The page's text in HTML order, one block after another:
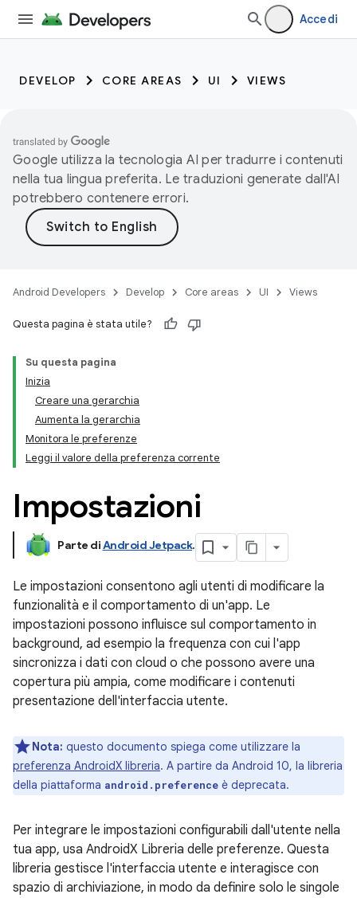
Accedi
DEVELOP CORE AREAS UI VIEWS
Google utilizza la tecnologia AI per tradurre i contenuti
nella tua lingua preferita. Le traduzioni generate dall'AI
potrebbero contenere errori.
Android Developers Develop Core areas UI Views
Questa pagina è stata utile?
Su questa pagina
Inizia
Creare una gerarchia
Aumenta la gerarchia
Monitora le preferenze
Leggi il valore della preferenza corrente
Impostazioni
Parte diAndroid Jetpack.
Le impostazioni consentono agli utenti di modificare la
funzionalità e il comportamento di un'app. Le
impostazioni possono influisce sul comportamento in
background, ad esempio la frequenza con cui l'app
sincronizza i dati con cloud o che possono avere una
copertura più ampia, come modificare i contenuti
presentazione dell'interfaccia utente.
Nota: questo documento spiega come utilizzare la
preferenza AndroidX libreria. A partire da Android 10, la libreria
della piattaforma android.preference è deprecata.
Per integrare le impostazioni configurabili dall'utente nella
tua app, usa AndroidX Libreria delle preferenze. Questa
libreria gestisce l'interfaccia utente e interagisce con
spazio di archiviazione, in modo da definire solo le singole